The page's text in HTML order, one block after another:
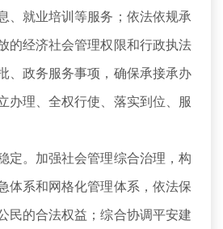
、就业培训等服务；依法依规承
的经济社会管理权限和行政执法
、政务服务事项，确保承接承办
办理、全权行使、落实到位、服
。加强社会管理综合治理，构
体系和网格化管理体系，依法保
民的合法权益；综合协调平安建